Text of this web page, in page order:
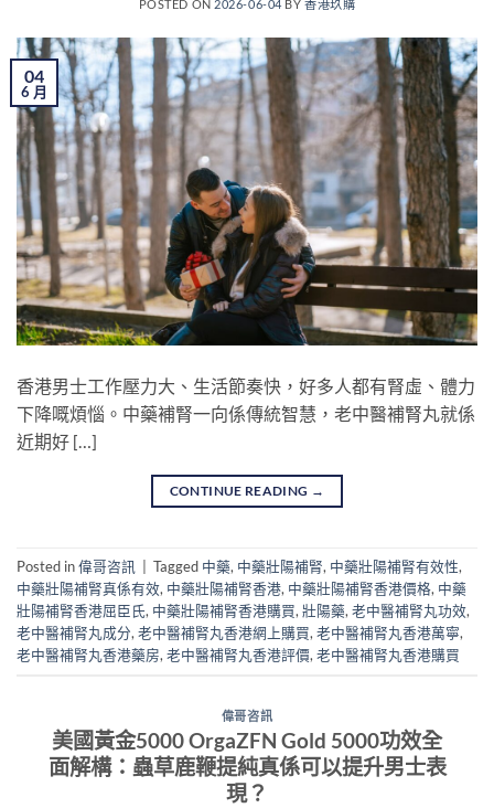
POSTED ON 2026-06-04 BY香港玖購
04
6 月
香港男士工作壓力大、生活節奏快，好多人都有腎虛、體力
下降嘅煩惱。中藥補腎一向係傳統智慧，老中醫補腎丸就係
近期好 […]
CONTINUE READING →
Posted in偉哥咨訊 Tagged 中藥, 中藥壯陽補腎, 中藥壯陽補腎有效性,
中藥壯陽補腎真係有效, 中藥壯陽補腎香港, 中藥壯陽補腎香港價格, 中藥
壯陽補腎香港屈臣氏, 中藥壯陽補腎香港購買, 壯陽藥, 老中醫補腎丸功效,
老中醫補腎丸成分, 老中醫補腎丸香港網上購買, 老中醫補腎丸香港萬寧,
老中醫補腎丸香港藥房, 老中醫補腎丸香港評價, 老中醫補腎丸香港購買
偉哥咨訊
美國黃金5000 OrgaZFN Gold 5000功效全
面解構：蟲草鹿鞭提純真係可以提升男士表
現？